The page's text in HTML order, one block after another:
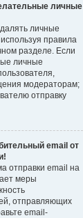
личные
личные
правила
разделе. Если
личные
модераторам;
отправку
email от
отправки email на
меры
отправляющих
email-